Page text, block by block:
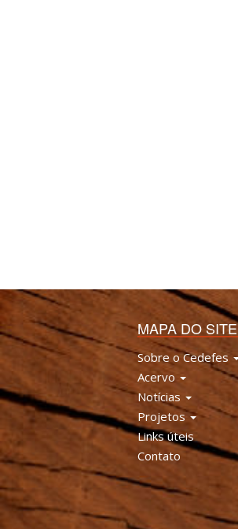
MAPA DO SITE
Sobre o Cedefes
Acervo
Notícias
Projetos
Links úteis
Contato